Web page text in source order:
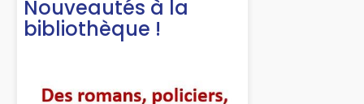
Autres
Ecole